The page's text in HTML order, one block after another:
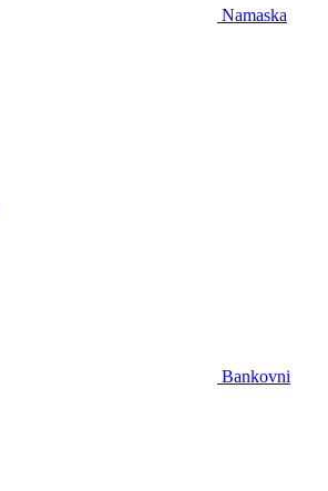
Namaska
Bankovni